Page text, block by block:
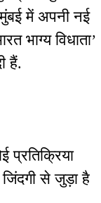
मुंबई में अपनी नई
भाग्य विधाता’
हैं.
प्रतिक्रिया
से जुड़ा है